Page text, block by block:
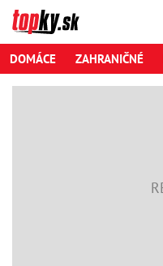
DOMÁCE ZAHRANIČNÉ